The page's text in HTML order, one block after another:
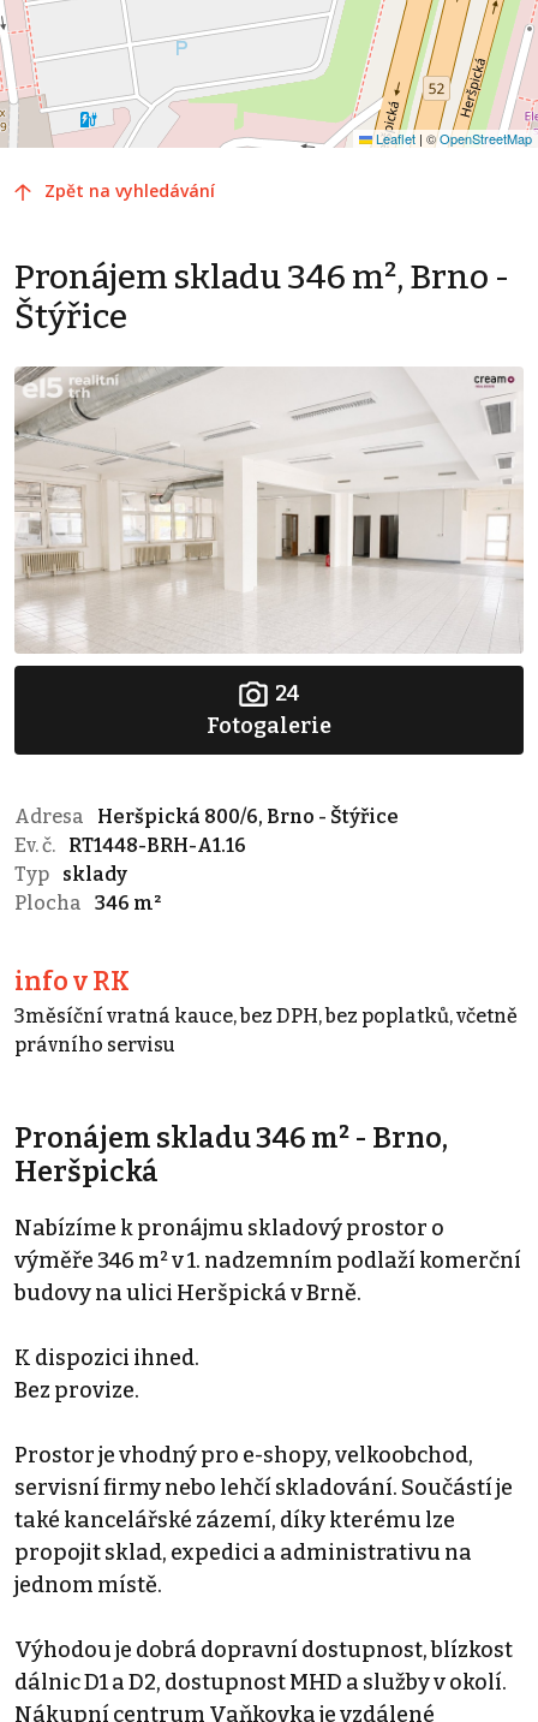
Leaflet | ©OpenStreetMap
Zpět na vyhledávání
Pronájem skladu 346 m², Brno -
Štýřice
24
Fotogalerie
Adresa
Heršpická 800/6, Brno - Štýřice
Ev. č.
RT1448-BRH-A1.16
Typ
sklady
Plocha
346 m²
info v RK
3měsíční vratná kauce, bez DPH, bez poplatků, včetně
právního servisu
Pronájem skladu 346 m² - Brno,
Heršpická
Nabízíme k pronájmu skladový prostor o
výměře 346 m² v 1. nadzemním podlaží komerční
budovy na ulici Heršpická v Brně.
K dispozici ihned.
Bez provize.
Prostor je vhodný pro e-shopy, velkoobchod,
servisní firmy nebo lehčí skladování. Součástí je
také kancelářské zázemí, díky kterému lze
propojit sklad, expedici a administrativu na
jednom místě.
Výhodou je dobrá dopravní dostupnost, blízkost
dálnic D1 a D2, dostupnost MHD a služby v okolí.
Nákupní centrum Vaňkovka je vzdálené